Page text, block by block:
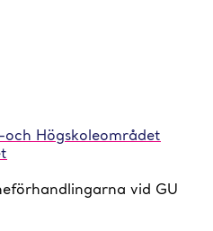
Högskoleområdet
vid GU